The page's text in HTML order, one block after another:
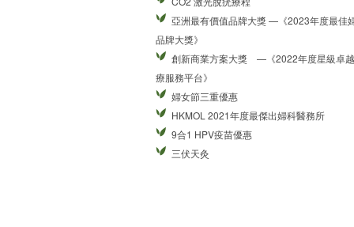
亞洲最有價值品牌大獎 —《2023年度最佳
品牌大獎》
創新商業方案大獎 —《2022年度星級卓
療服務平台》
婦女節三重優惠
HKMOL 2021年度最傑出婦科醫務所
9合1 HPV疫苗優惠
三伏天灸